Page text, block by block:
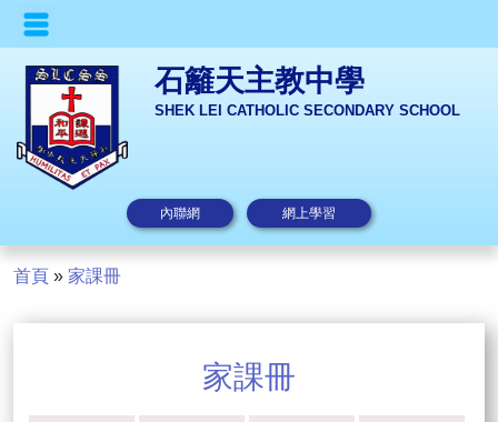
石籬天主教中學
SHEK LEI CATHOLIC SECONDARY SCHOOL
內聯網 網上學習
首頁 » 家課冊
家課冊